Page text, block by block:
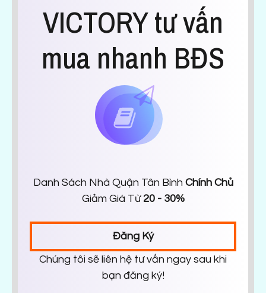
VICTORY tư vấn
mua nhanh BĐS
Danh Sách Nhà Quận Tân Bình Chính Chủ
Giảm Giá Từ 20 - 30%
Đăng Ký
Chúng tôi sẽ liên hệ tư vấn ngay sau khi
bạn đăng ký!